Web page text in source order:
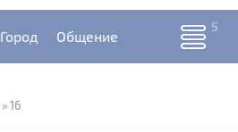
Город Общение
»16